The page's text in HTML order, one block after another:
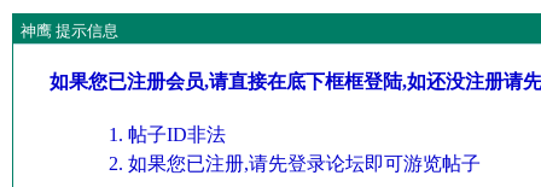
神鹰 提示信息
如果您已注册会员,请直接在底下框框登陆,如还没注册请
帖子ID非法
如果您已注册,请先登录论坛即可游览帖子